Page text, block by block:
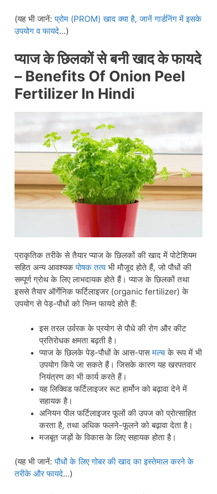
(यह भी जानें:प्रोम (PROM) खाद क्या है, जानें गार्डनिंग में इसके
उपयोग व फायदे…)
प्याज के छिलकों से बनी खाद के फायदे
– Benefits Of Onion Peel
Fertilizer In Hindi
प्राकृतिक तरीके से तैयार प्याज के छिलकों की खाद में पोटेशियम
सहित अन्य आवश्यकपोषक तत्वभी मौजूद होते हैं, जो पौधों की
सम्पूर्ण ग्रोथ के लिए लाभदायक होते हैं। प्याज के छिलकों तथा
इससे तैयार ऑर्गेनिक फर्टिलाइजर (organic fertilizer) के
उपयोग से पेड़-पौधों को निम्न फायदे होते हैं:
इस तरल उर्वरक के प्रयोग से पौधे की रोग और कीट
प्रतिरोधक क्षमता बढ़ती है।
प्याज के छिलके पेड़-पौधों के आस-पासमल्च के रूप में भी
उपयोग किये जा सकते हैं। जिसके कारण यह खरपतवार
नियंत्रण का भी कार्य करते हैं।
यह लिक्विड फर्टिलाइजर रूट हार्मोन को बढ़ावा देने में
सहायक है।
अनियन पील फर्टिलाइजर फूलों की उपज को प्रोत्साहित
करता है, तथा अधिक फलने-फूलने को बढ़ावा देता है।
मजबूत जड़ों के विकास के लिए सहायक होता है।
(यह भी जानें:पौधों के लिए गोबर की खाद का इस्तेमाल करने के
तरीके और फायदे…)